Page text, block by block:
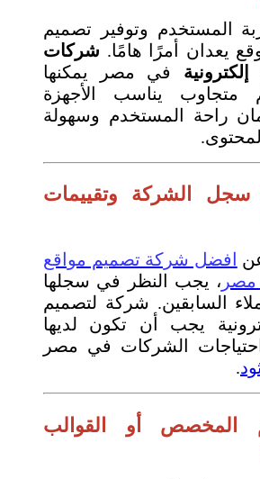
المستخدم وتوفير تصميم
يعدان أمرًا هامًا. شركات
في مصر يمكنها
متجاوب يناسب الأجهزة
راحة المستخدم وسهولة
سجل الشركة وتقييمات
افضل شركة تصميم مواقع
مصر ، يجب النظر في سجلها
السابقين. شركة لتصميم
يجب أن تكون لديها
الشركات في مصر
.
المخصص أو القوالب